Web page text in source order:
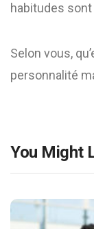
habitudes
Selon vous,
personnalité
You Might